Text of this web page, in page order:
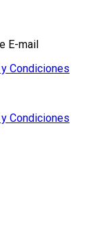
E-mail
Condiciones
Condiciones